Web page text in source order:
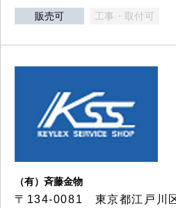
販売可 工事・取付可
（有）斉藤金物
〒134-0081 東京都江戸川